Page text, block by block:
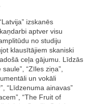
izskanēs
aptver visu
no studiju
klausītājiem skaniski
ceļa gājumu. Līdzās
“Zīles ziņa”,
un vokāli
“Līdzenuma ainavas”
“The Fruit of